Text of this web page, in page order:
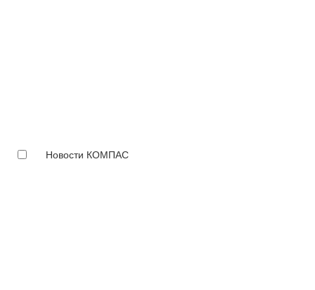
Новости КОМПАС